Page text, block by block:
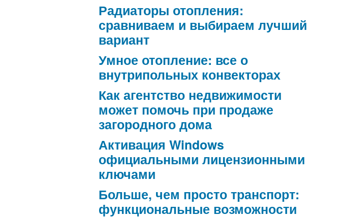
Радиаторы отопления:
сравниваем и выбираем лучший
вариант
Умное отопление: все о
внутрипольных конвекторах
Как агентство недвижимости
может помочь при продаже
загородного дома
Активация Windows
официальными лицензионными
ключами
Больше, чем просто транспорт:
функциональные возможности